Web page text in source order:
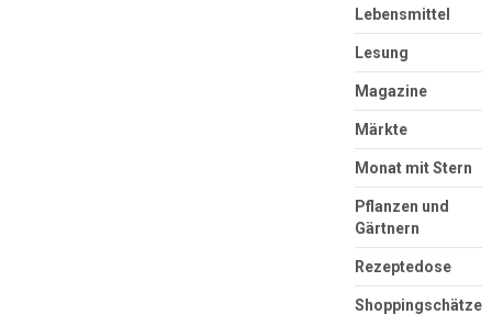
Lebensmittel
Lesung
Magazine
Märkte
Monat mit Stern
Pflanzen und
Gärtnern
Rezeptedose
Shoppingschätze